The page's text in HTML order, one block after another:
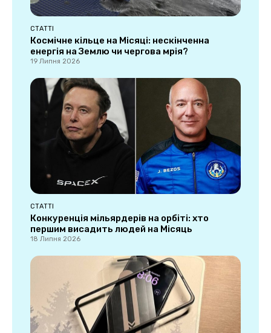
СТАТТІ
Космічне кільце на Місяці: нескінченна
енергія на Землю чи чергова мрія?
19 Липня 2026
СТАТТІ
Конкуренція мільярдерів на орбіті: хто
першим висадить людей на Місяць
18 Липня 2026